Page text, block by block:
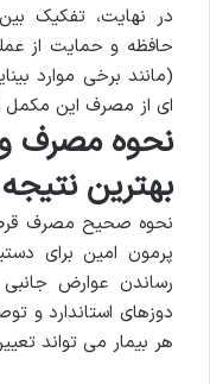
در نهایت، تفکیک
حافظه و حمایت از
(مانند برخی موارد
ای از مصرف این مکمل
نحوه مصرف
بهترین نتیجه
پرمون امین برای
رساندن عوارض
دوزهای استاندارد و
هر بیمار می تواند